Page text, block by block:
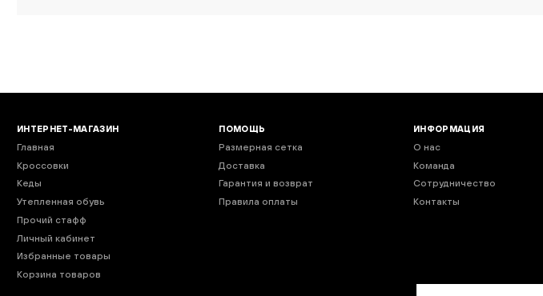
ИНТЕРНЕТ-МАГАЗИН
Главная
Кроссовки
Кеды
Утепленная обувь
Прочий стафф
Личный кабинет
Избранные товары
Корзина товаров
ПОМОЩЬ
Размерная сетка
Доставка
Гарантия и возврат
Правила оплаты
ИНФОРМАЦИЯ
О нас
Команда
Сотрудничество
Контакты